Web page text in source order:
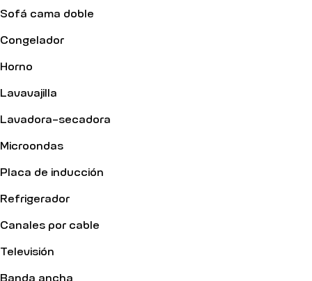
Sofá cama doble
Congelador
Horno
Lavavajilla
Lavadora-secadora
Microondas
Placa de inducción
Refrigerador
Canales por cable
Televisión
Banda ancha